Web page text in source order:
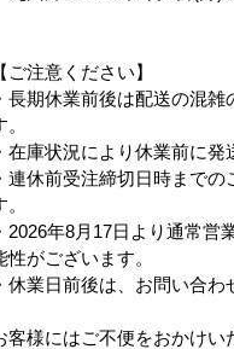
【ご注意ください】
長期休業前後は配送の混
。
在庫状況により休業前に発
連休前受注締切日時まで
。
2026年8月17日より通常
性がございます。
休業日前後は、お問い合
客様にはご不便をおかけい